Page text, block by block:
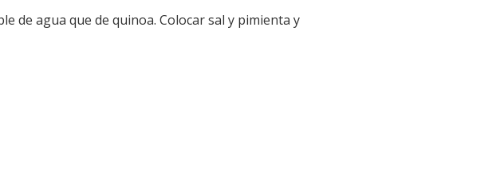
de agua que de quinoa. Colocar sal y pimienta y